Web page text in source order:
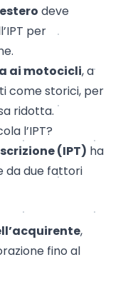
deve
per
ai motocicli, a
come storici, per
ridotta.
l’IPT?
(IPT) ha
da due fattori
,
fino al